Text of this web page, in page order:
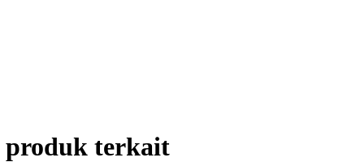
produk terkait